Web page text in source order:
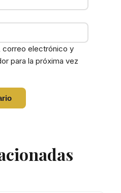
correo electrónico y
para la próxima vez